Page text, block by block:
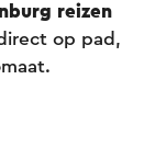
reizen
op pad,